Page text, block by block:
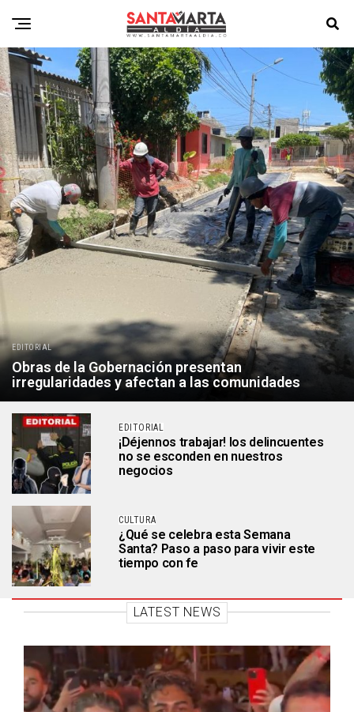
EDITORIAL
Obras de la Gobernación presentan
irregularidades y afectan a las comunidades
EDITORIAL
¡Déjennos trabajar! los delincuentes
no se esconden en nuestros
negocios
CULTURA
¿Qué se celebra esta Semana
Santa? Paso a paso para vivir este
tiempo con fe
LATEST NEWS